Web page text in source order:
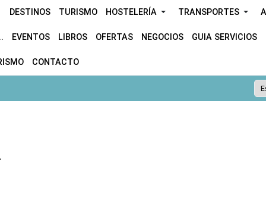
DESTINOS TURISMO HOSTELERÍA TRANSPORTES
EVENTOS LIBROS OFERTAS NEGOCIOS GUIA SERVICIOS
CONTACTO